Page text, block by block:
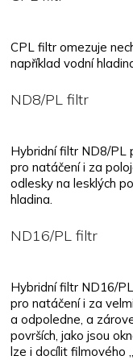
CPL filtr omezuje
například vodní
ND8/PL filtr
Hybridní filtr ND8/PL
pro natáčení i za
odlesky na lesklých
hladina.
ND16/PL filtr
Hybridní filtr ND16/
pro natáčení i za
a odpoledne, a
površích, jako jsou
lze i docílit filmového